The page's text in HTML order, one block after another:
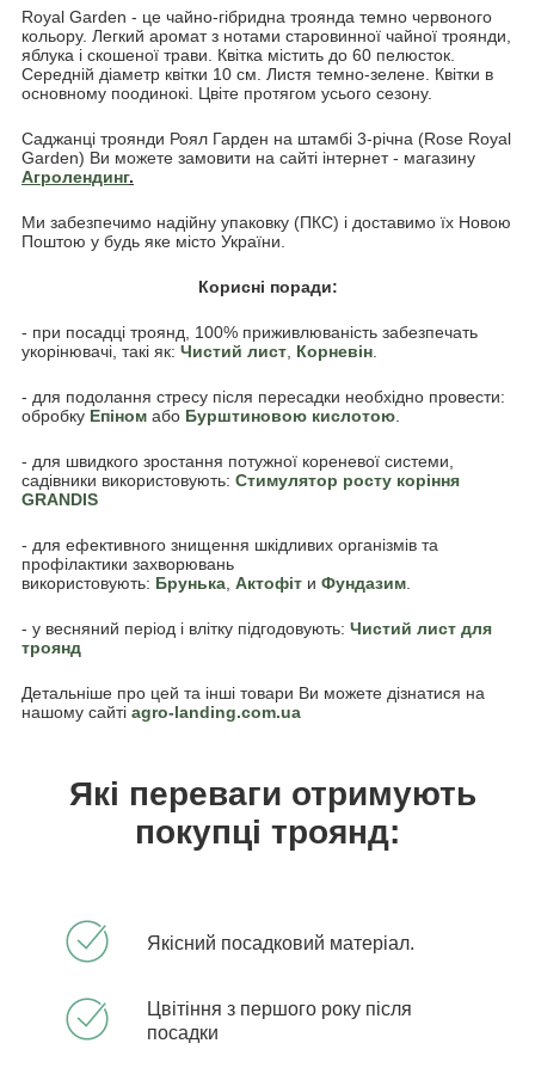
Royal Garden - це чайно-гібридна троянда темно червоного
кольору. Легкий аромат з нотами старовинної чайної троянди,
яблука і скошеної трави. Квітка містить до 60 пелюсток.
Середній діаметр квітки 10 см. Листя темно-зелене. Квітки в
основному поодинокі. Цвіте протягом усього сезону.
Саджанці троянди Роял Гарден на штамбі 3-річна (Rose Royal
Garden) Ви можете замовити на сайті інтернет - магазину
Агролендинг.
Ми забезпечимо надійну упаковку (ПКС) і доставимо їх Новою
Поштою у будь яке місто України.
Корисні поради:
- при посадці троянд, 100% приживлюваність забезпечать
укорінювачі, такі як: Чистий лист Корневін
- для подолання стресу після пересадки необхідно провести:
обробку Епіном або Бурштиновою кислотою
- для швидкого зростання потужної кореневої системи,
садівники використовують: Стимулятор росту коріння
GRANDIS
- для ефективного знищення шкідливих організмів та
профілактики захворювань
використовують: Брунька Актофіт и Фундазим
- у весняний період і влітку підгодовують: Чистий лист для
троянд
Детальніше про цей та інші товари Ви можете дізнатися на
нашому сайті agro-landing.com.ua
Які переваги отримують
покупці троянд:
Якісний посадковий матеріал.
Цвітіння з першого року після
посадки